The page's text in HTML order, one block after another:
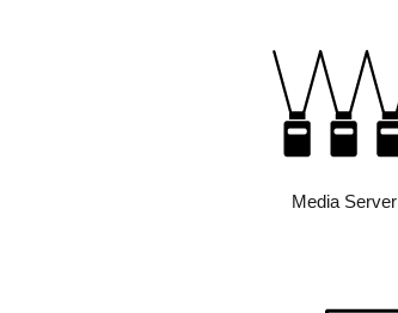
Media Server